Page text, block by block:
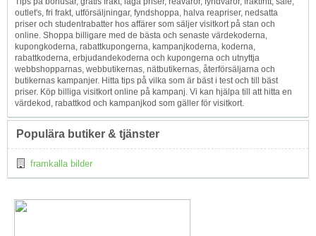
outlet's, fri frakt, utförsäljningar, fyndshoppa, halva reapriser, nedsatta
priser och studentrabatter hos affärer som säljer visitkort på stan och
online. Shoppa billigare med de bästa och senaste värdekoderna,
kupongkoderna, rabattkupongerna, kampanjkoderna, koderna,
rabattkoderna, erbjudandekoderna och kupongerna och utnyttja
webbshopparnas, webbutikernas, nätbutikernas, återförsäljarna och
butikernas kampanjer. Hitta tips på vilka som är bäst i test och till bäst
priser. Köp billiga visitkort online på kampanj. Vi kan hjälpa till att hitta en
värdekod, rabattkod och kampanjkod som gäller för visitkort.
Populära butiker & tjänster
framkalla bilder